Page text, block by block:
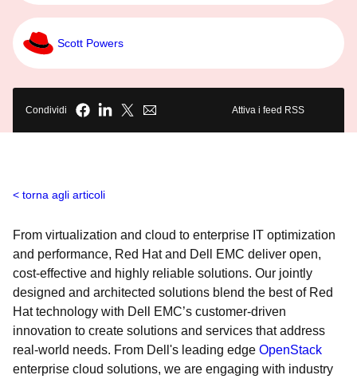
Scott Powers
Condividi Attiva i feed RSS
torna agli articoli
From virtualization and cloud to enterprise IT optimization
and performance, Red Hat and Dell EMC deliver open,
cost-effective and highly reliable solutions. Our jointly
designed and architected solutions blend the best of Red
Hat technology with Dell EMC’s customer-driven
innovation to create solutions and services that address
real-world needs. From Dell's leading edge OpenStack
enterprise cloud solutions, we are engaging with industry